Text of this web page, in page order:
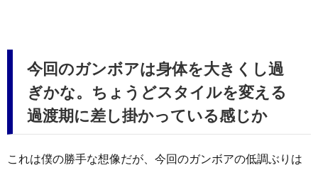
今回のガンボアは身体を大きくし過
ぎかな。ちょうどスタイルを変える
過渡期に差し掛かっている感じか
これは僕の勝手な想像だが、今回のガンボアの低調ぶりは